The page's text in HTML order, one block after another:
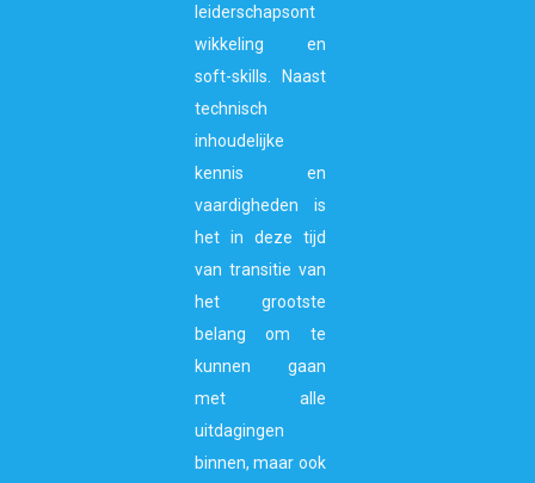
leiderschapsont
wikkeling en
soft-skills. Naast
technisch
inhoudelijke
kennis en
vaardigheden is
het in deze tijd
van transitie van
het grootste
belang om te
kunnen gaan
met alle
uitdagingen
binnen, maar ook